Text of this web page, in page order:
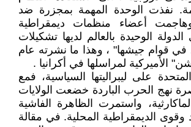
نفذت الوحدة المهمة بمجزرة ضد
أعضاء منظمات ديمقراطية
الوحيدة بالعالم لديها تشكيلات
في قوام جيشها" ، وهذا ما نشرته عام
على ليبراليتها السياسية، فمع
نهج الحرب الباردة خضعت الولايات
واستمرت الظاهرة الفاشية
الديمقراطية المحلية. في مقالة